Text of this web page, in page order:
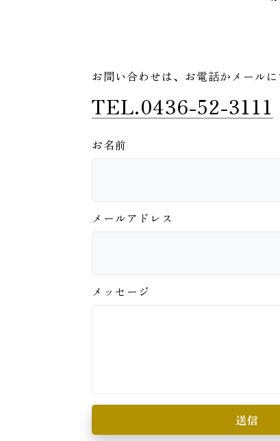
お問い合わせは、 お電話かメール
TEL.0436-52-3111
お名前
メールアドレス
メッセージ